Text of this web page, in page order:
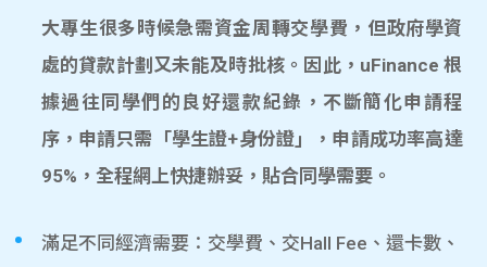
大專生很多時候急需資金周轉交學費，但政府學資
處的貸款計劃又未能及時批核。因此，uFinance 根
據過往同學們的良好還款紀錄，不斷簡化申請程
序，申請只需「學生證+身份證」，申請成功率高達
95%，全程網上快捷辦妥，貼合同學需要。
滿足不同經濟需要：交學費、交Hall Fee、還卡數、